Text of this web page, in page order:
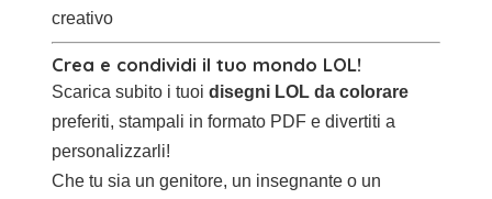
creativo
Crea e condividi il tuo mondo LOL!
Scarica subito i tuoi disegni LOL da colorare
preferiti, stampali in formato PDF e divertiti a
personalizzarli!
Che tu sia un genitore, un insegnante o un